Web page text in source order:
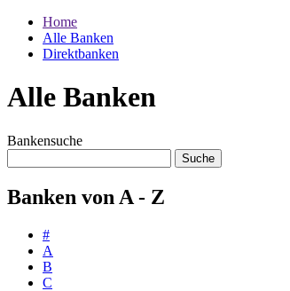
Home
Alle Banken
Direktbanken
Alle Banken
Bankensuche
Banken von A - Z
#
A
B
C